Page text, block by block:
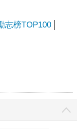
志榜TOP100